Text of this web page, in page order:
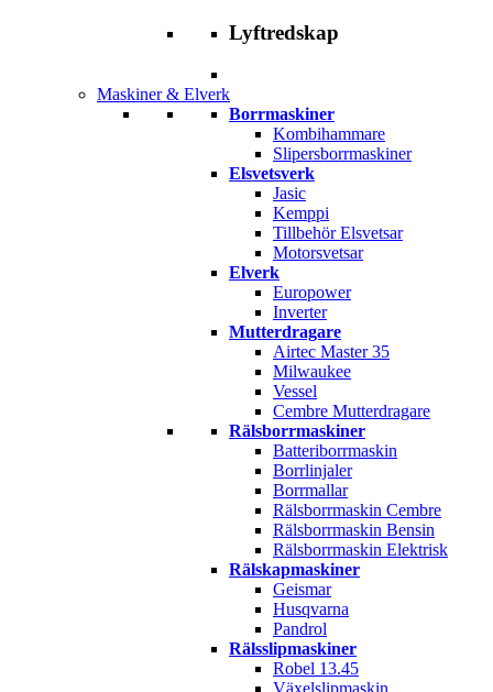
Lyftredskap
Maskiner & Elverk
Borrmaskiner
Kombihammare
Slipersborrmaskiner
Elsvetsverk
Jasic
Kemppi
Tillbehör Elsvetsar
Motorsvetsar
Elverk
Europower
Inverter
Mutterdragare
Airtec Master 35
Milwaukee
Vessel
Cembre Mutterdragare
Rälsborrmaskiner
Batteriborrmaskin
Borrlinjaler
Borrmallar
Rälsborrmaskin Cembre
Rälsborrmaskin Bensin
Rälsborrmaskin Elektrisk
Rälskapmaskiner
Geismar
Husqvarna
Pandrol
Rälsslipmaskiner
Robel 13.45